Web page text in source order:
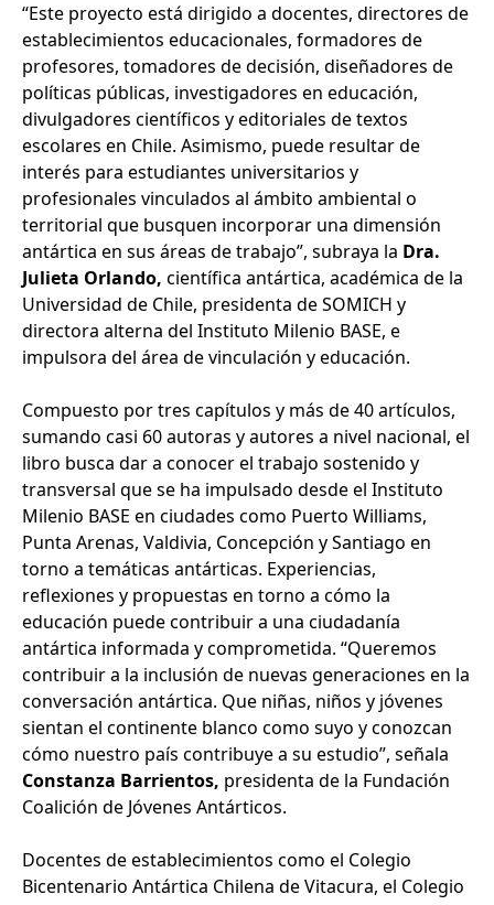
“Este proyecto está dirigido a docentes, directores de
establecimientos educacionales, formadores de
profesores, tomadores de decisión, diseñadores de
políticas públicas, investigadores en educación,
divulgadores científicos y editoriales de textos
escolares en Chile. Asimismo, puede resultar de
interés para estudiantes universitarios y
profesionales vinculados al ámbito ambiental o
territorial que busquen incorporar una dimensión
antártica en sus áreas de trabajo”, subraya la Dra.
Julieta Orlando, científica antártica, académica de la
Universidad de Chile, presidenta de SOMICH y
directora alterna del Instituto Milenio BASE, e
impulsora del área de vinculación y educación.
Compuesto por tres capítulos y más de 40 artículos,
sumando casi 60 autoras y autores a nivel nacional, el
libro busca dar a conocer el trabajo sostenido y
transversal que se ha impulsado desde el Instituto
Milenio BASE en ciudades como Puerto Williams,
Punta Arenas, Valdivia, Concepción y Santiago en
torno a temáticas antárticas. Experiencias,
reflexiones y propuestas en torno a cómo la
educación puede contribuir a una ciudadanía
antártica informada y comprometida. “Queremos
contribuir a la inclusión de nuevas generaciones en la
conversación antártica. Que niñas, niños y jóvenes
sientan el continente blanco como suyo y conozcan
cómo nuestro país contribuye a su estudio”, señala
Constanza Barrientos, presidenta de la Fundación
Coalición de Jóvenes Antárticos.
Docentes de establecimientos como el Colegio
Bicentenario Antártica Chilena de Vitacura, el Colegio